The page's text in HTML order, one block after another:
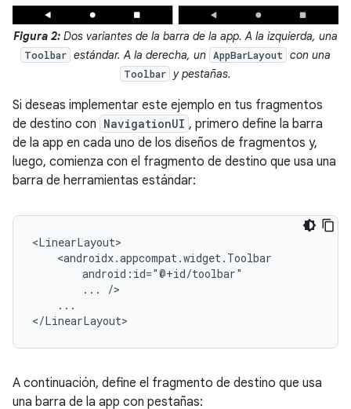
Figura 2: Dos variantes de la barra de la app. A la izquierda, una
Toolbar estándar. A la derecha, un AppBarLayout con una
Toolbar y pestañas.
Si deseas implementar este ejemplo en tus fragmentos
de destino con NavigationUI , primero define la barra
de la app en cada uno de los diseños de fragmentos y,
luego, comienza con el fragmento de destino que usa una
barra de herramientas estándar:
...
...
A continuación, define el fragmento de destino que usa
una barra de la app con pestañas: